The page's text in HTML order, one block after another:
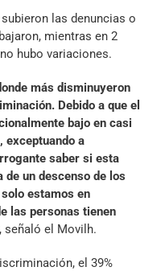
las denuncias o
mientras en 2
hubo variaciones.
más disminuyeron
Debido a que el
bajo en casi
exceptuando a
saber si esta
un descenso de los
estamos en
las personas tienen
, señaló el Movilh.
el 39%